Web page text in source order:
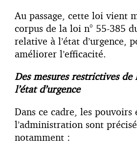
Au passage, cette loi vient
corpus de la loi n° 55-385
relative à l’état d’urgence,
améliorer l’efficacité.
Des mesures restrictives
l’état d’urgence
Dans ce cadre, les pouvoirs
l’administration sont
notamment :